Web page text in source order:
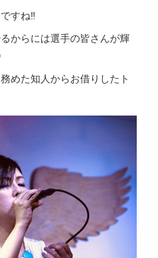
すね‼️
からには選手の皆さんが輝
めた知人からお借りしたト